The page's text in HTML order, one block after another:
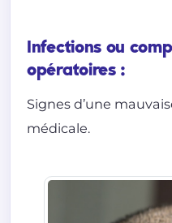
Infections ou
opératoires :
Signes d’une
médicale.